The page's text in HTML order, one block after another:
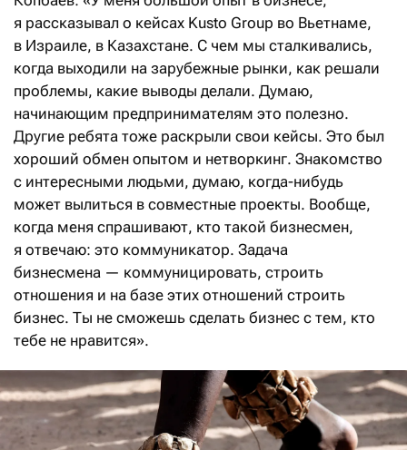
я рассказывал о кейсах Kusto Group во Вьетнаме,
в Израиле, в Казахстане. С чем мы сталкивались,
когда выходили на зарубежные рынки, как решали
проблемы, какие выводы делали. Думаю,
начинающим предпринимателям это полезно.
Другие ребята тоже раскрыли свои кейсы. Это был
хороший обмен опытом и нетворкинг. Знакомство
с интересными людьми, думаю, когда-нибудь
может вылиться в совместные проекты. Вообще,
когда меня спрашивают, кто такой бизнесмен,
я отвечаю: это коммуникатор. Задача
бизнесмена — коммуницировать, строить
отношения и на базе этих отношений строить
бизнес. Ты не сможешь сделать бизнес с тем, кто
тебе не нравится».